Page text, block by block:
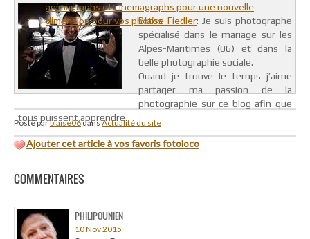
animagraphs et cinemagraphs pour une nouvelle
dimension pour vos photosBlaise Fiedler: Je suis photographe
spécialisé dans le mariage sur les
Alpes-Maritimes (06) et dans la
belle photographie sociale.
Quand je trouve le temps j’aime
partager ma passion de la
photographie sur ce blog afin que
tous puissent apprendre.
Posté parblaise06dansActualité du site
Ajouter cet article à vos favoris fotoloco
COMMENTAIRES
PHILIPOUNIEN
10 Nov 2015